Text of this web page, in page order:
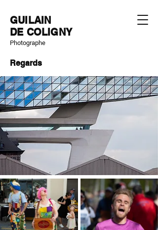
GUILAIN
DE COLIGNY
Photographe
Regards